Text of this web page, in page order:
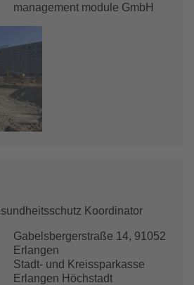
management module GmbH
Koordinator
Gabelsbergerstraße 14, 91052
Erlangen
Stadt- und Kreissparkasse
Erlangen Höchstadt